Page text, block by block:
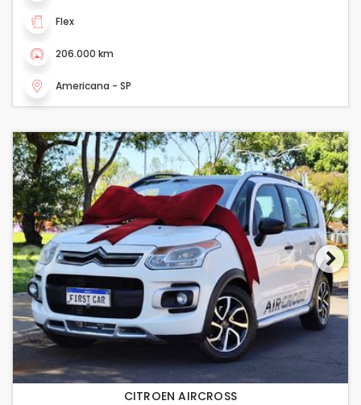
Flex
206.000 km
Americana - SP
CITROEN AIRCROSS